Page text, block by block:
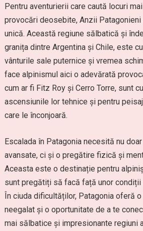
Pentru aventurierii care caută locuri
provocări deosebite, Anzii
unică. Această regiune sălbatică și
granița dintre Argentina și Chile, este
vânturile sale puternice și vremea
face alpinismul aici o adevărată
cum ar fi Fitz Roy și Cerro Torre, sunt
ascensiunile lor tehnice și pentru
care le înconjoară.
Escalada în Patagonia necesită nu
avansate, ci și o pregătire fizică și
Aceasta este o destinație pentru
sunt pregătiți să facă față unor
În ciuda dificultăților, Patagonia oferă
neegalat și o oportunitate de a te
mai sălbatice și impresionante regiuni